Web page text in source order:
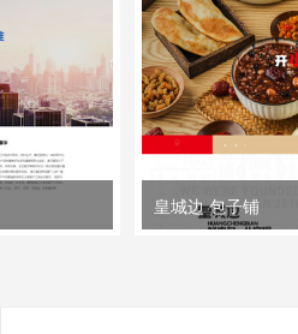
皇城边 包子铺